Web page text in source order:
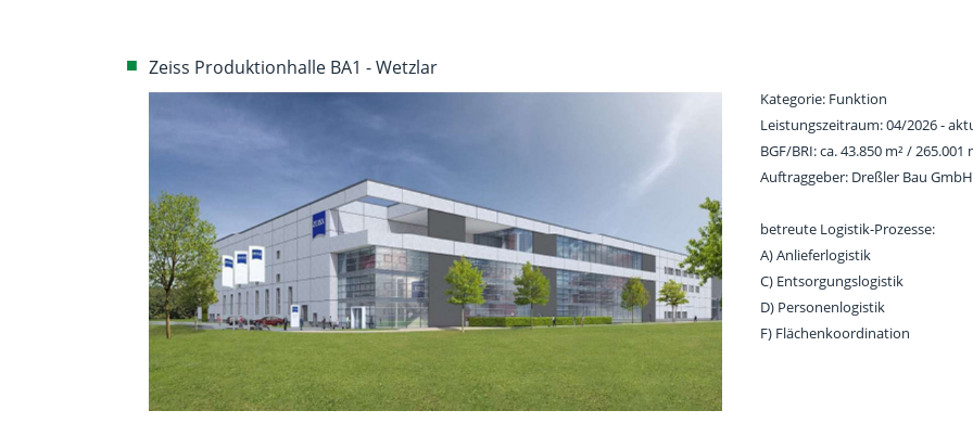
Zeiss Produktionhalle BA1 - Wetzlar
Kategorie: Funktion
Leistungszeitraum: 04/2026 -
BGF/BRI: ca. 43.850 m² / 265.001
Auftraggeber: Dreßler Bau GmbH
betreute Logistik-Prozesse:
A) Anlieferlogistik
C) Entsorgungslogistik
D) Personenlogistik
F) Flächenkoordination